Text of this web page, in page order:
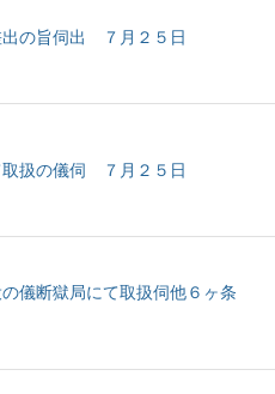
出の旨伺出 ７月２５日
取扱の儀伺 ７月２５日
儀断獄局にて取扱伺他６ヶ条